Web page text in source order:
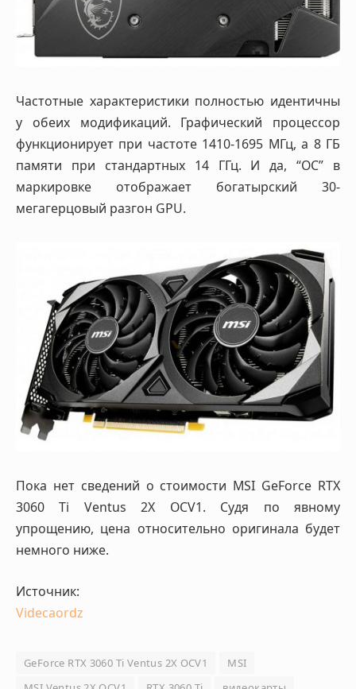
Частотные характеристики полностью идентичны
у обеих модификаций. Графический процессор
функционирует при частоте 1410-1695 МГц, а 8 ГБ
памяти при стандартных 14 ГГц. И да, “OC” в
маркировке отображает богатырский 30-
мегагерцовый разгон GPU.
Пока нет сведений о стоимости MSI GeForce RTX
3060 Ti Ventus 2X OCV1. Судя по явному
упрощению, цена относительно оригинала будет
немного ниже.
Источник:
Videcaordz
GeForce RTX 3060 Ti Ventus 2X OCV1
MSI